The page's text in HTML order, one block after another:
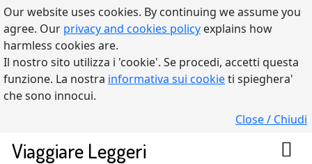
Our website uses cookies. By continuing we assume you
agree. Our privacy and cookies policy explains how
harmless cookies are.
Il nostro sito utilizza i 'cookie'. Se procedi, accetti questa
funzione. La nostra informativa sui cookieti spieghera'
che sono innocui.
Close / Chiudi
Viaggiare Leggeri